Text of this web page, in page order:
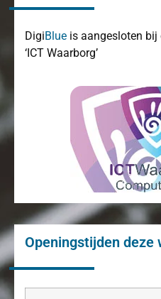
DigiBlue is aangesloten
‘ICT Waarborg’
Openingstijden deze